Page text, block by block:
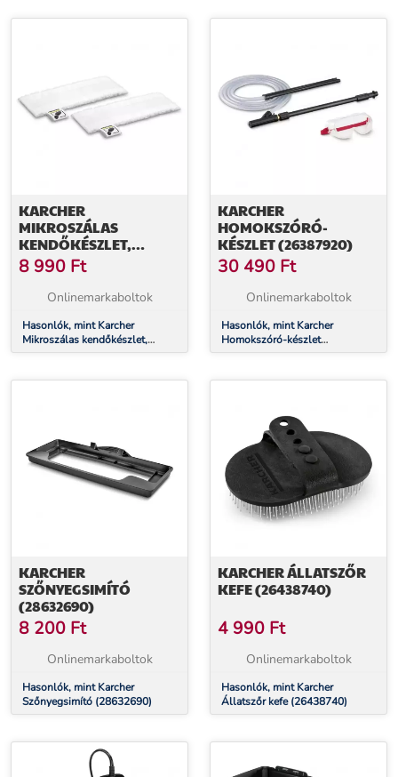
KARCHER
MIKROSZÁLAS
KENDŐKÉSZLET,
EASYFIX (2 DB)
(28632590)
8 990 Ft
Onlinemarkaboltok
Hasonlók, mint Karcher
Mikroszálas kendőkészlet,
EasyFix (2 db) (28632590)
KARCHER
HOMOKSZÓRÓ-
KÉSZLET (26387920)
30 490 Ft
Onlinemarkaboltok
Hasonlók, mint Karcher
Homokszóró-készlet
(26387920)
KARCHER
SZŐNYEGSIMÍTÓ
(28632690)
8 200 Ft
Onlinemarkaboltok
Hasonlók, mint Karcher
Szőnyegsimító (28632690)
KARCHER ÁLLATSZŐR
KEFE (26438740)
4 990 Ft
Onlinemarkaboltok
Hasonlók, mint Karcher
Állatszőr kefe (26438740)